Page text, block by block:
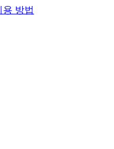
용 방법